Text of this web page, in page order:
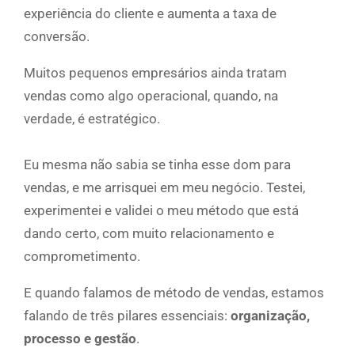
experiência do cliente e aumenta a taxa de
conversão.
Muitos pequenos empresários ainda tratam
vendas como algo operacional, quando, na
verdade, é estratégico.
Eu mesma não sabia se tinha esse dom para
vendas, e me arrisquei em meu negócio. Testei,
experimentei e validei o meu método que está
dando certo, com muito relacionamento e
comprometimento.
E quando falamos de método de vendas, estamos
falando de três pilares essenciais: organização,
processo e gestão.